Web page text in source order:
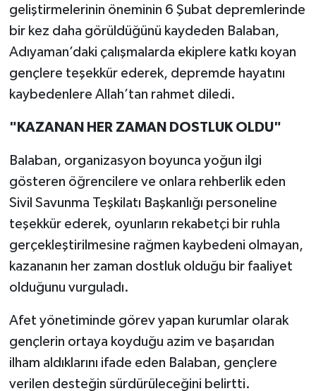
geliştirmelerinin öneminin 6 Şubat depremlerinde
bir kez daha görüldüğünü kaydeden Balaban,
Adıyaman’daki çalışmalarda ekiplere katkı koyan
gençlere teşekkür ederek, depremde hayatını
kaybedenlere Allah’tan rahmet diledi.
"KAZANAN HER ZAMAN DOSTLUK OLDU"
Balaban, organizasyon boyunca yoğun ilgi
gösteren öğrencilere ve onlara rehberlik eden
Sivil Savunma Teşkilatı Başkanlığı personeline
teşekkür ederek, oyunların rekabetçi bir ruhla
gerçekleştirilmesine rağmen kaybedeni olmayan,
kazananın her zaman dostluk olduğu bir faaliyet
olduğunu vurguladı.
Afet yönetiminde görev yapan kurumlar olarak
gençlerin ortaya koyduğu azim ve başarıdan
ilham aldıklarını ifade eden Balaban, gençlere
verilen desteğin sürdürüleceğini belirtti.